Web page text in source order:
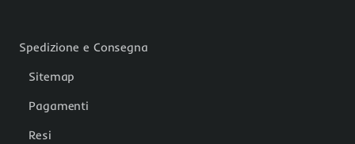
Spedizione e Consegna
Sitemap
Pagamenti
Resi